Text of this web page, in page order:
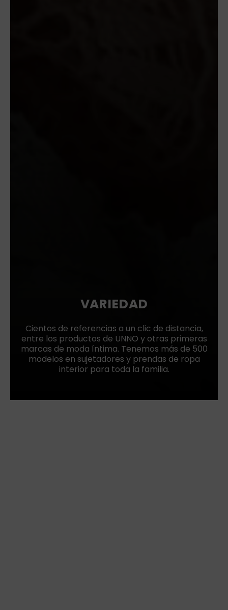
VARIEDAD
Cientos de referencias a un clic de distancia,
entre los productos de UNNO y otras primeras
marcas de moda íntima. Tenemos más de 500
modelos en sujetadores y prendas de ropa
interior para toda la familia.